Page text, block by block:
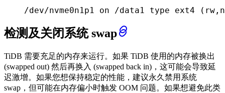
/dev/nvme0n1p1 on /data1 type ext4
检测及关闭系统 swap
TiDB 需要充足的内存来运行。如果 TiDB 使用的内存被换出
(swapped out) 然后再换入 (swapped back in)，这可能会导致延
迟激增。如果您想保持稳定的性能，建议永久禁用系统
swap，但可能在内存偏小时触发 OOM 问题。如果想避免此类